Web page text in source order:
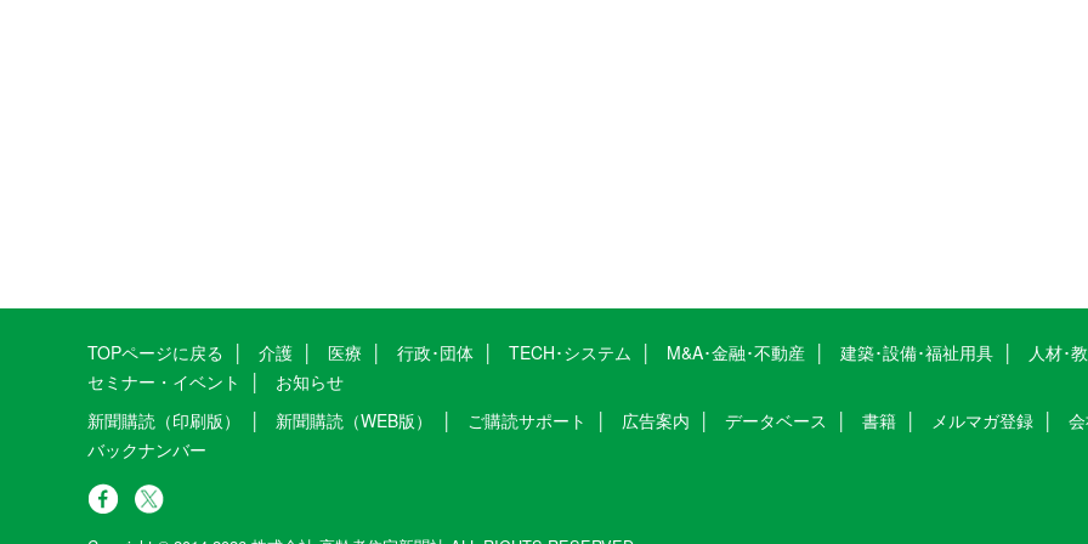
TOPページに戻る 介護 医療 行政･団体 TECH･システム M&A･金融･不動産 建築･設備･福祉用具
人材･
セミナー・イベント
お知らせ
新聞購読（印刷版）
新聞購読（WEB版） ご購読サポート 広告案内 データベース 書籍 メルマガ登録
バックナンバー